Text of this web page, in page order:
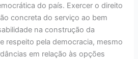
do país. Exercer o direito
concreta do serviço ao bem
na construção da
respeito pela democracia, mesmo
em relação às opções